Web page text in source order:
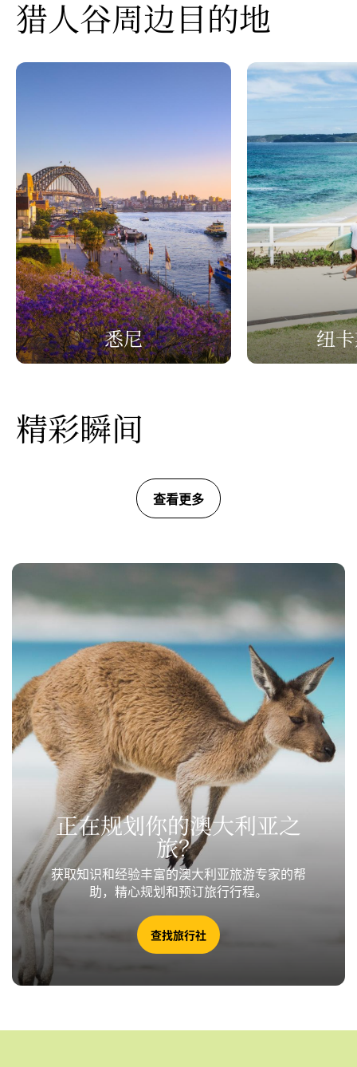
猎人谷周边目的地
悉尼 纽
精彩瞬间
查看更多
正在规划你的澳大利亚之
旅？
获取知识和经验丰富的澳大利亚旅游专家的帮
助，精心规划和预订旅行行程。
查找旅行社